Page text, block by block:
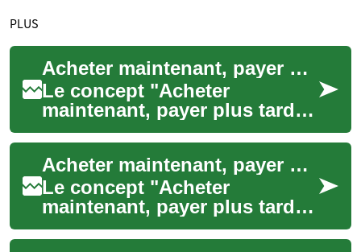
PLUS
Acheter maintenant, payer plus tard : Un nouveau mode de paiement en plein essor
Le concept "Acheter
maintenant, payer plus tard"
(BNPL pour "Buy Now, Pay
Later" en anglais)
révolutionne la façon do... Acheter maintenant, payer plus tard : une nouvelle façon de gérer vos achats
Le concept "Acheter
maintenant, payer plus tard"
(ANPP) révolutionne la façon
dont les consommateurs